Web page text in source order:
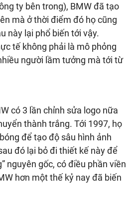
ty bên trong), BMW đã tạo
mà ở thời điểm đó họ cũng
này lại phổ biến tới vậy.
tế không phải là mô phỏng
người lầm tưởng mà tới từ
có 3 lần chỉnh sửa logo nữa
thành trắng. Tới 1997, họ
để tạo độ sâu hình ảnh
đó lại bỏ đi thiết kế này để
nguyên gốc, có điều phần viền
hơn một thế kỷ nay đã biến